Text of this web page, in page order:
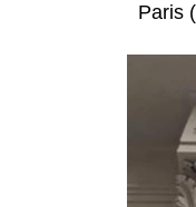
Paris